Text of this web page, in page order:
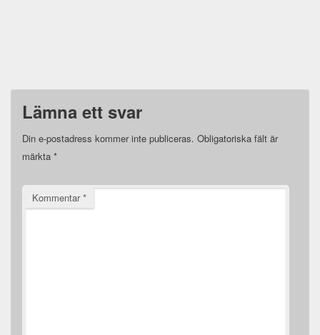
Lämna ett svar
Din e-postadress kommer inte publiceras. Obligatoriska fält är
märkta *
Kommentar*